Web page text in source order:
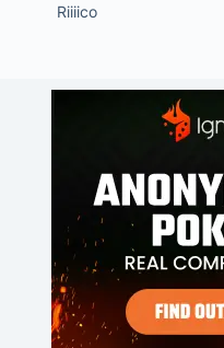
Riiiico